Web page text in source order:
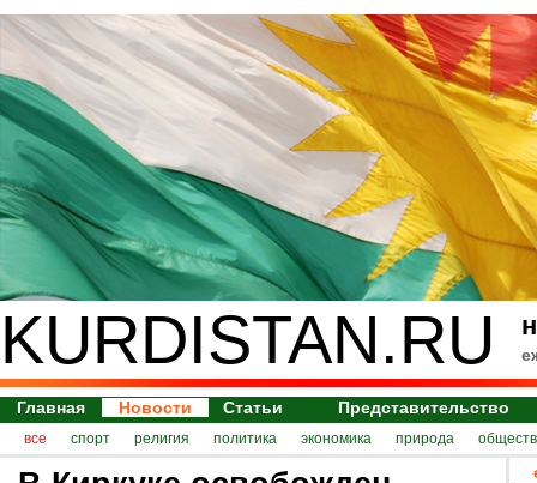
KURDISTAN.RU
Главная Новости Статьи Представительство
все спорт религия политика экономика природа